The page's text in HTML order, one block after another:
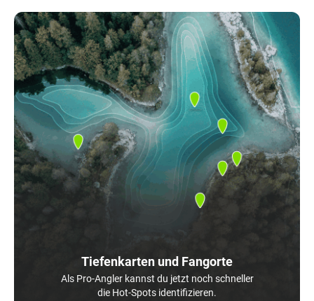
Tiefenkarten und Fangorte
Als Pro-Angler kannst du jetzt noch schneller
die Hot-Spots identifizieren.